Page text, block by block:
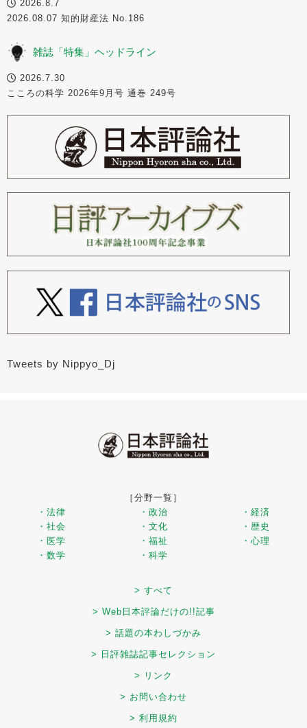
2026.8.7
2026.08.07 知的財産法 No.186
雑誌「特集」ヘッドライン
2026.7.30
こころの科学 2026年9月号 通巻 249号
Tweets by Nippyo_Dj
［分野一覧］
・法律
・政治
・経済
・社会
・文化
・歴史
・医学
・福祉
・心理
・数学
・科学
> すべて
> Web日本評論だけの!!記事
> 話題の本わしづかみ
> 日評雑誌記事セレクション
> リンク
> お問い合わせ
> 利用規約